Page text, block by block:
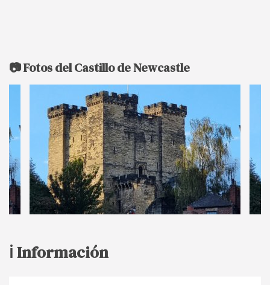
📷 Fotos del Castillo de Newcastle
ℹ️ Información